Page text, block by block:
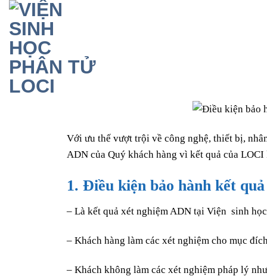
Skip
content
Với ưu thế vượt trội về công nghệ, thiết bị,
ADN của Quý khách hàng vì kết quả của
1. Điều kiện bảo hành kết
– Là kết quả xét nghiệm ADN tại Viện sinh
– Khách hàng làm các xét nghiệm cho mục
– Khách không làm các xét nghiệm pháp lý